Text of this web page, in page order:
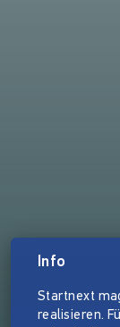
Info
Startnext
realisieren.